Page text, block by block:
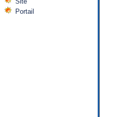
Portail